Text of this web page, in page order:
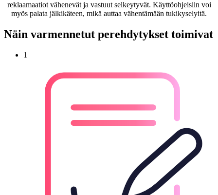
reklaamaatiot vähenevät ja vastuut selkeytyvät. Käyttöohjeisiin voi
myös palata jälkikäteen, mikä auttaa vähentämään tukikyselyitä.
Näin varmennetut perehdytykset toimivat
1